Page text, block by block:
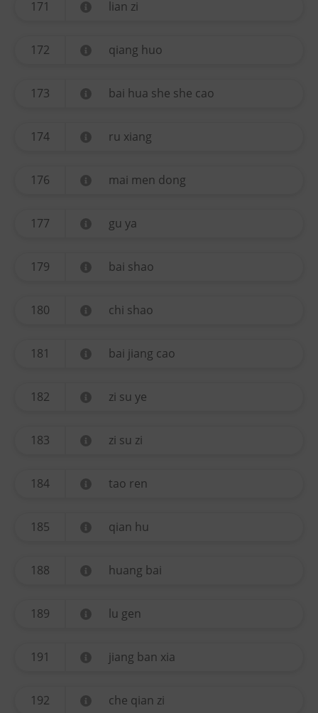
171 lian zi
172 qiang huo
173 bai hua she she cao
174 ru xiang
176 mai men dong
177 gu ya
179 bai shao
180 chi shao
181 bai jiang cao
182 zi su ye
183 zi su zi
184 tao ren
185 qian hu
188 huang bai
189 lu gen
191 jiang ban xia
192 che qian zi